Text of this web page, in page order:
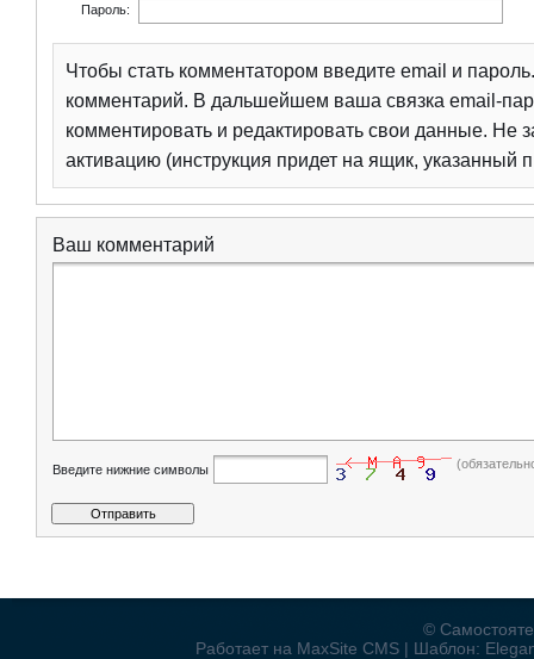
Пароль:
Чтобы стать комментатором введите email и
комментарий. В дальшейшем ваша связка email-
комментировать и редактировать свои данные. Не
активацию (инструкция придет на ящик, указанный
Ваш комментарий
Введите нижние символы
©
Работает на MaxSite CMS | Шаблон: